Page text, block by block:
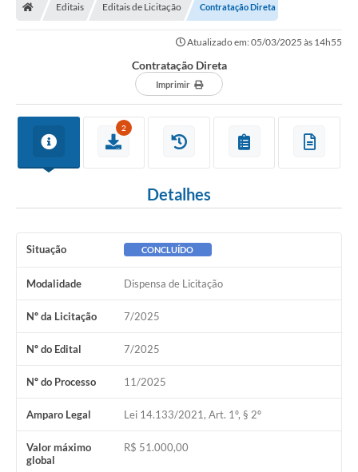
Editais Editais de Licitação Contratação Direta
Atualizado em: 05/03/2025 às 14h55
Contratação Direta
Imprimir
2
Detalhes
Situação CONCLUÍDO
Modalidade Dispensa de Licitação
Nº da Licitação 7/2025
Nº do Edital 7/2025
Nº do Processo 11/2025
Amparo Legal Lei 14.133/2021, Art. 1º, § 2º
Valor máximo
global
R$ 51.000,00